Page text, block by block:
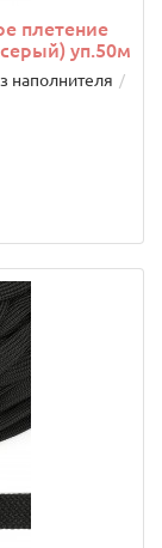
плетение
уп.50м
наполнителя